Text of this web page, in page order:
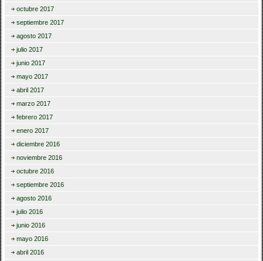
octubre 2017
septiembre 2017
agosto 2017
julio 2017
junio 2017
mayo 2017
abril 2017
marzo 2017
febrero 2017
enero 2017
diciembre 2016
noviembre 2016
octubre 2016
septiembre 2016
agosto 2016
julio 2016
junio 2016
mayo 2016
abril 2016